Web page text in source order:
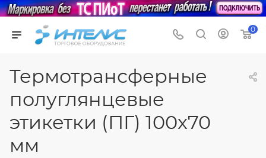
0
Термотрансферные
полуглянцевые
этикетки (ПГ) 100х70
мм